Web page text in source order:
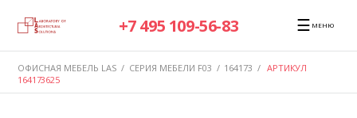
+7 495 109-56-83 ☰ МЕНЮ
ОФИСНАЯ МЕБЕЛЬ LAS / СЕРИЯ МЕБЕЛИ F03 / 164173 / АРТИКУЛ
164173625